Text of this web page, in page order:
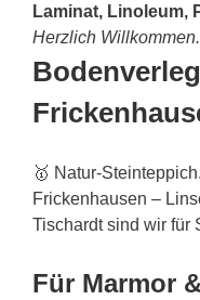
Laminat, Linoleum,
Herzlich Willkommen.
🥇 Natur-
Frickenhausen –
Tischardt sind wir für
Für Marmor